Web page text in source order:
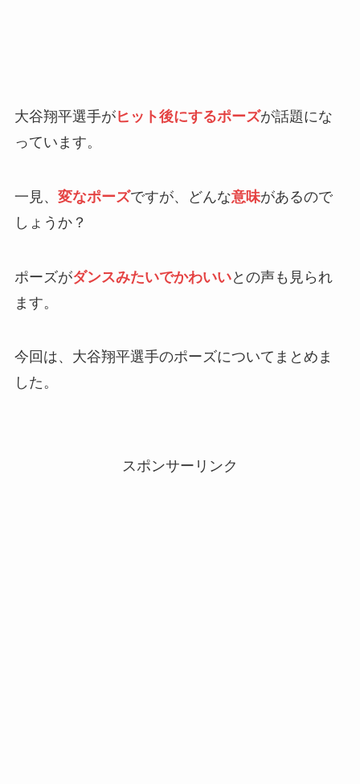
大谷翔平選手がヒット後にするポーズが話題にな
っています。
一見、 変なポーズですが、どんな意味があるので
しょうか？
ポーズがダンスみたいでかわいいとの声も見られ
ます。
今回は、大谷翔平選手のポーズについてまとめま
した。
スポンサーリンク